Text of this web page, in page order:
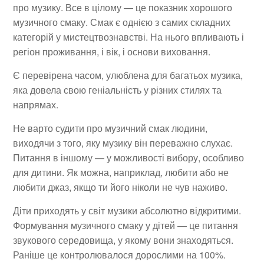
про музику. Все в цілому — це показник хорошого
музичного смаку. Смак є однією з самих складних
категорій у мистецтвознавстві. На нього впливають і
регіон проживання, і вік, і основи виховання.
Є перевірена часом, улюблена для багатьох музика,
яка довела свою геніальність у різних стилях та
напрямах.
Не варто судити про музичний смак людини,
виходячи з того, яку музику він переважно слухає.
Питання в іншому — у можливості вибору, особливо
для дитини. Як можна, наприклад, любити або не
любити джаз, якщо ти його ніколи не чув наживо.
Діти приходять у світ музики абсолютно відкритими.
Формування музичного смаку у дітей — це питання
звукового середовища, у якому вони знаходяться.
Раніше це контролювалося дорослими на 100%.